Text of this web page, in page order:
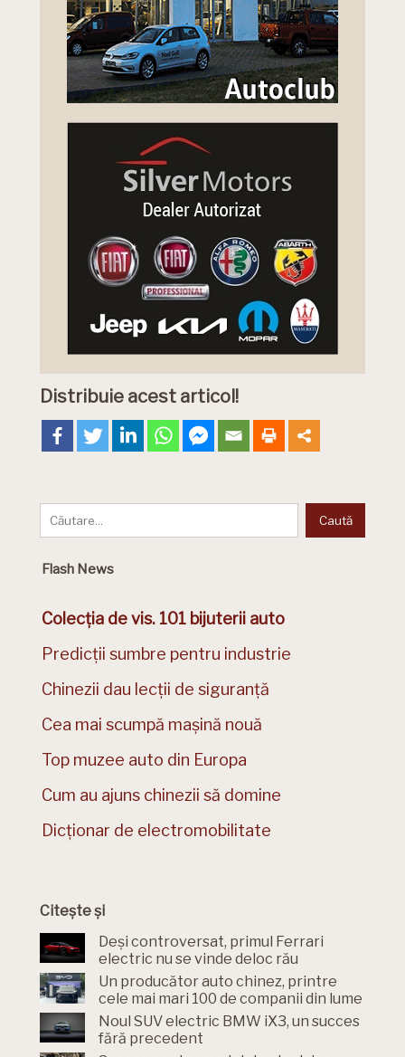
Distribuie acest articol!
Flash News
Colecția de vis. 101 bijuterii auto
Predicții sumbre pentru industrie
Chinezii dau lecții de siguranță
Cea mai scumpă mașină nouă
Top muzee auto din Europa
Cum au ajuns chinezii să domine
Dicționar de electromobilitate
Citește și
Deși controversat, primul Ferrari
electric nu se vinde deloc rău
Un producător auto chinez, printre
cele mai mari 100 de companii din lume
Noul SUV electric BMW iX3, un succes
fără precedent